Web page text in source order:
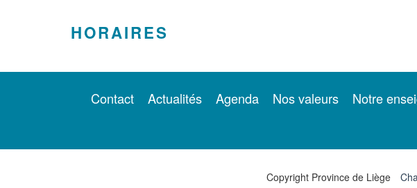
HORAIRES
Contact Actualités Agenda Nos valeurs Notre
Copyright Province de Liège